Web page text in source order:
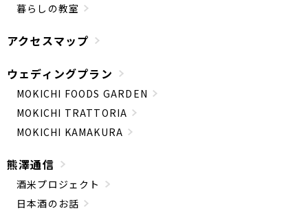
暮らしの教室
アクセスマップ
ウェディングプラン
MOKICHI FOODS GARDEN
MOKICHI TRATTORIA
MOKICHI KAMAKURA
熊澤通信
酒米プロジェクト
日本酒のお話